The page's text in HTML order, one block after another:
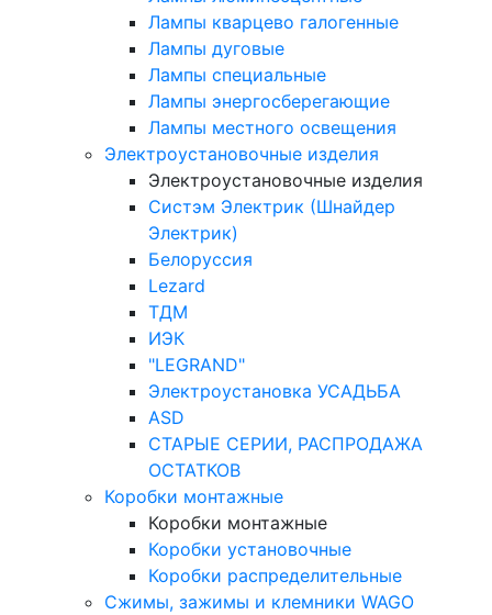
Лампы кварцево галогенные
Лампы дуговые
Лампы специальные
Лампы энергосберегающие
Лампы местного освещения
Электроустановочные изделия
Электроустановочные изделия
Систэм Электрик (Шнайдер
Электрик)
Белоруссия
Lezard
ТДМ
ИЭК
"LEGRAND"
Электроустановка УСАДЬБА
ASD
СТАРЫЕ СЕРИИ, РАСПРОДАЖА
ОСТАТКОВ
Коробки монтажные
Коробки монтажные
Коробки установочные
Коробки распределительные
Сжимы, зажимы и клемники WAGO